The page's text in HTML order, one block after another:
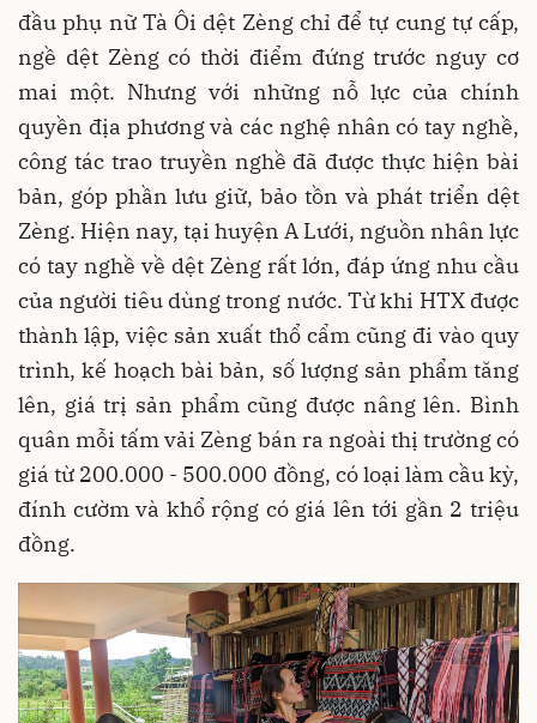
đầu phụ nữ Tà Ôi dệt Zèng chỉ để tự cung tự cấp,
ngề dệt Zèng có thời điểm đứng trước nguy cơ
mai một. Nhưng với những nỗ lực của chính
quyền địa phương và các nghệ nhân có tay nghề,
công tác trao truyền nghề đã được thực hiện bài
bản, góp phần lưu giữ, bảo tồn và phát triển dệt
Zèng. Hiện nay, tại huyện A Lưới, nguồn nhân lực
có tay nghề về dệt Zèng rất lớn, đáp ứng nhu cầu
của người tiêu dùng trong nước. Từ khi HTX được
thành lập, việc sản xuất thổ cẩm cũng đi vào quy
trình, kế hoạch bài bản, số lượng sản phẩm tăng
lên, giá trị sản phẩm cũng được nâng lên. Bình
quân mỗi tấm vải Zèng bán ra ngoài thị trường có
giá từ 200.000 - 500.000 đồng, có loại làm cầu kỳ,
đính cườm và khổ rộng có giá lên tới gần 2 triệu
đồng.